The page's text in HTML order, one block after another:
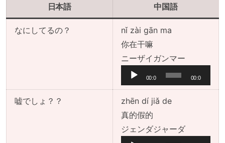
日本語 中国語
なにしてるの？
nǐ zài gān ma
你在干嘛
ニーザイガンマー音
プ
ヤ
00:0
0
00:0
0
嘘でしょ？？
zhēn dí jiǎ de
真的假的
ジェンダジャーダ音